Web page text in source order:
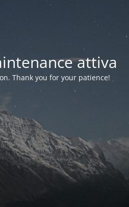
attiva
Thank you for your patience!